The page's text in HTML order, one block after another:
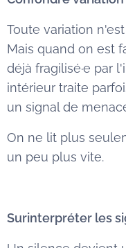
Toute variation
Mais quand on est
déjà fragilisé·e par
intérieur traite
un signal de
On ne lit plus
un peu plus vite.
Surinterpréter les